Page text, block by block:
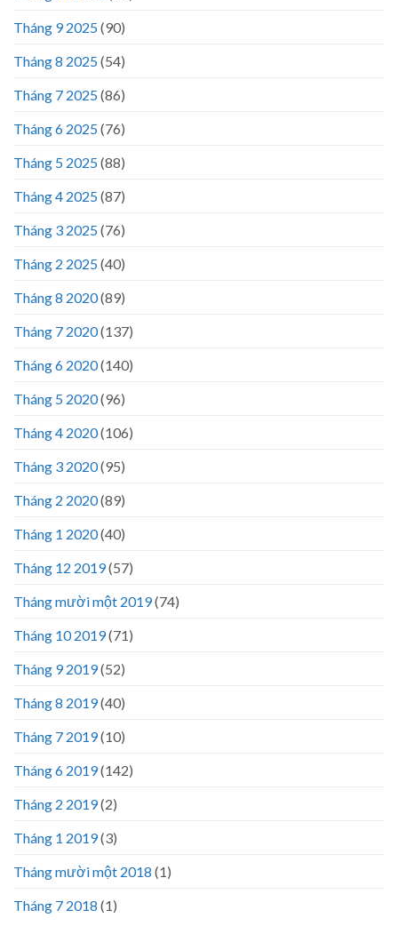
Tháng 9 2025(90)
Tháng 8 2025(54)
Tháng 7 2025(86)
Tháng 6 2025(76)
Tháng 5 2025(88)
Tháng 4 2025(87)
Tháng 3 2025(76)
Tháng 2 2025(40)
Tháng 8 2020(89)
Tháng 7 2020(137)
Tháng 6 2020(140)
Tháng 5 2020(96)
Tháng 4 2020(106)
Tháng 3 2020(95)
Tháng 2 2020(89)
Tháng 1 2020(40)
Tháng 12 2019(57)
Tháng mười một 2019(74)
Tháng 10 2019(71)
Tháng 9 2019(52)
Tháng 8 2019(40)
Tháng 7 2019(10)
Tháng 6 2019(142)
Tháng 2 2019(2)
Tháng 1 2019(3)
Tháng mười một 2018 (1)
Tháng 7 2018 (1)